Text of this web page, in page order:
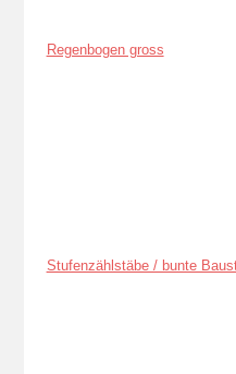
Regenbogen gross
Stufenzählstäbe / bunte